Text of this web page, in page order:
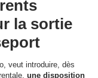
la sortie
veut introduire, dès
une disposition